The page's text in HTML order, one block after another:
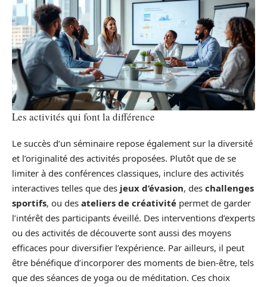
Les activités qui font la différence
Le succès d’un séminaire repose également sur la diversité
et l’originalité des activités proposées. Plutôt que de se
limiter à des conférences classiques, inclure des activités
interactives telles que des jeux d’évasion, des challenges
sportifs, ou des ateliers de créativité permet de garder
l’intérêt des participants éveillé. Des interventions d’experts
ou des activités de découverte sont aussi des moyens
efficaces pour diversifier l’expérience. Par ailleurs, il peut
être bénéfique d’incorporer des moments de bien-être, tels
que des séances de yoga ou de méditation. Ces choix